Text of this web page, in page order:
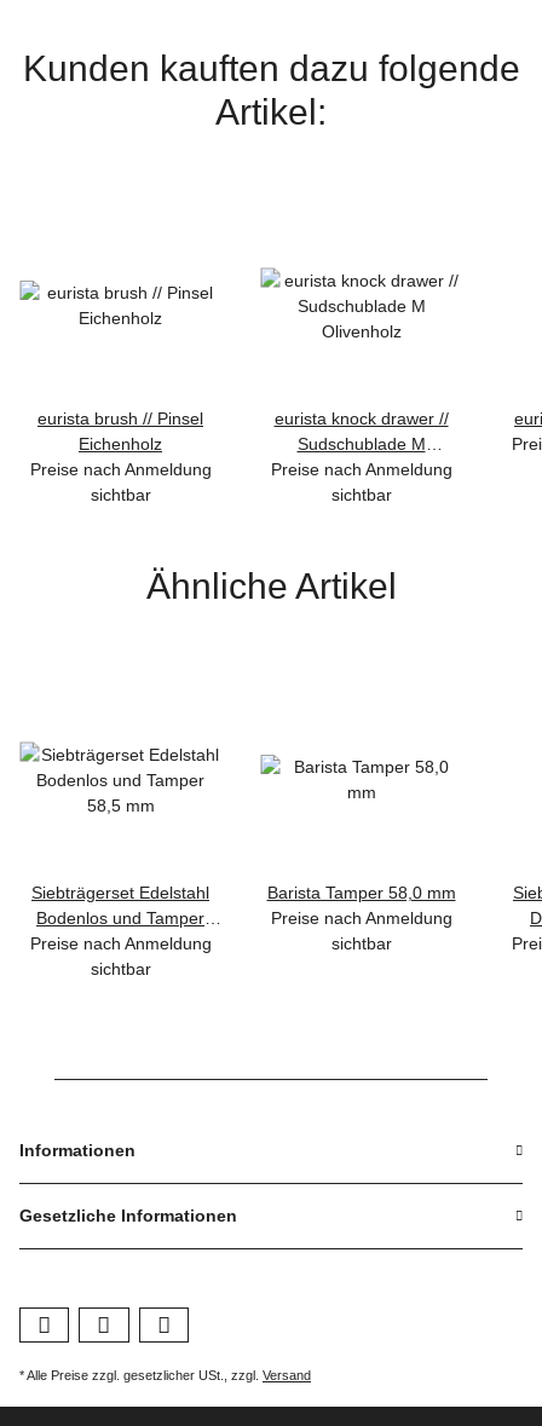
Kunden kauften dazu folgende
Artikel:
eurista brush // Pinsel
Eichenholz
Preise nach Anmeldung
sichtbar
eurista knock drawer //
Sudschublade M
Olivenholz
Preise nach Anmeldung
sichtbar
Ähnliche Artikel
Siebträgerset Edelstahl
Bodenlos und Tamper
58,5 mm
Preise nach Anmeldung
sichtbar
Barista Tamper 58,0 mm
Preise nach Anmeldung
sichtbar
Informationen
Gesetzliche Informationen
* Alle Preise zzgl. gesetzlicher USt., zzgl. Versand